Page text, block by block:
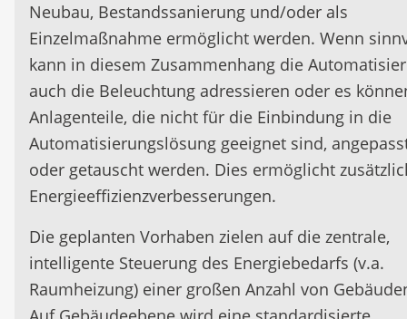
Neubau, Bestandssanierung und/oder als
Einzelmaßnahme ermöglicht werden. Wenn
kann in diesem Zusammenhang die
auch die Beleuchtung adressieren oder es
Anlagenteile, die nicht für die Einbindung in die
Automatisierungslösung geeignet sind,
oder getauscht werden. Dies ermöglicht
Energieeffizienzverbesserungen.
Die geplanten Vorhaben zielen auf die zentrale,
intelligente Steuerung des Energiebedarfs (v.a.
Raumheizung) einer großen Anzahl von